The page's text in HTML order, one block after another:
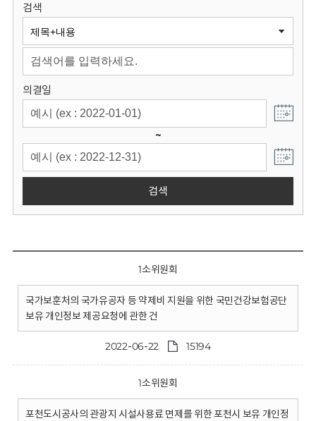
원
회
검색
의결일
~
검색
1소위원회
국가보훈처의 국가유공자 등 약제비 지원을 위한 국민건강보험공단
보유 개인정보 제공요청에 관한 건
2022-06-22 15194
1소위원회
포천도시공사의 관광지 시설사용료 면제를 위한 포천시 보유 개인정